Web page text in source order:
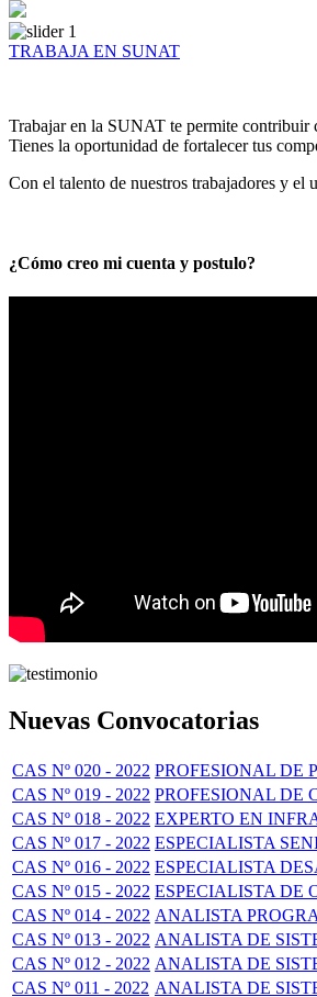
TRABAJA EN SUNAT
Trabajar en la SUNAT te permite contribuir
Tienes la oportunidad de fortalecer tus
Con el talento de nuestros trabajadores y el
¿Cómo creo mi cuenta y postulo?
Nuevas Convocatorias
CAS Nº 020 - 2022 PROFESIONAL DE
CAS Nº 019 - 2022 PROFESIONAL DE
CAS Nº 018 - 2022 EXPERTO EN
CAS Nº 017 - 2022 ESPECIALISTA
CAS Nº 016 - 2022 ESPECIALISTA
CAS Nº 015 - 2022 ESPECIALISTA DE
CAS Nº 014 - 2022 ANALISTA
CAS Nº 013 - 2022 ANALISTA DE
CAS Nº 012 - 2022 ANALISTA DE
CAS Nº 011 - 2022 ANALISTA DE